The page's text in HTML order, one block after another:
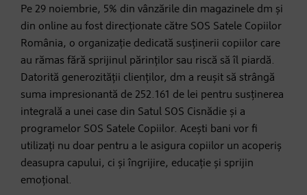
Pe 29 noiembrie, 5% din vânzările din magazinele dm și
din online au fost direcționate către SOS Satele Copiilor
România, o organizație dedicată susținerii copiilor care
au rămas fără sprijinul părinților sau riscă să îl piardă.
Datorită generozității clienților, dm a reușit să strângă
suma impresionantă de 252.161 de lei pentru susținerea
integrală a unei case din Satul SOS Cisnădie și a
programelor SOS Satele Copiilor. Acești bani vor fi
utilizați nu doar pentru a le asigura copiilor un acoperiș
deasupra capului, ci și îngrijire, educație și sprijin
emoțional.